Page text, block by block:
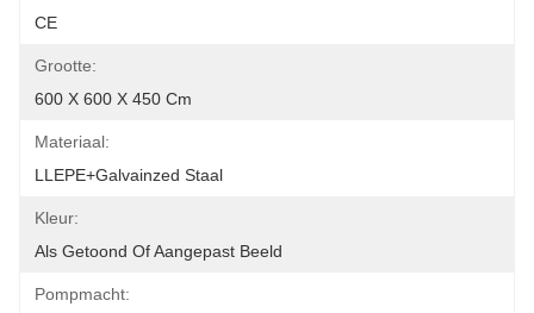
CE
Grootte:
600 X 600 X 450 Cm
Materiaal:
LLEPE+Galvainzed Staal
Kleur:
Als Getoond Of Aangepast Beeld
Pompmacht: